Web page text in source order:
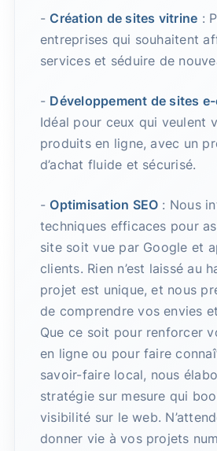
- Création de sites vitrine :
entreprises qui souhaitent
services et séduire de
- Développement de sites
Idéal pour ceux qui veulent
produits en ligne, avec un
d’achat fluide et sécurisé.
- Optimisation SEO : Nous
techniques efficaces pour
site soit vue par Google et
clients. Rien n’est laissé au
projet est unique, et nous
de comprendre vos envies
Que ce soit pour renforcer
en ligne ou pour faire
savoir-faire local, nous
stratégie sur mesure qui
visibilité sur le web.
donner vie à vos projets